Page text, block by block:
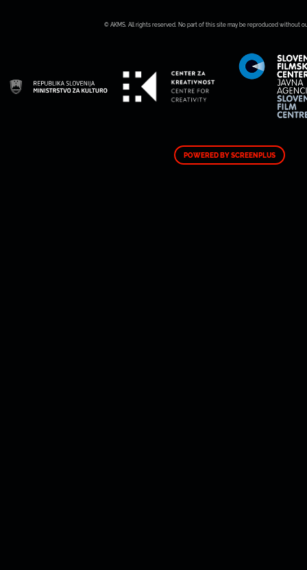
© AKMS. All rights reserved. No part of this site may be reproduced without
POWERED BY SCREENPLUS